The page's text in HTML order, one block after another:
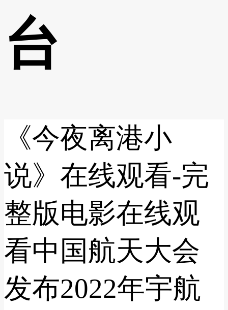
台
《今夜离港小
说》在线观看-完
整版电影在线观
看中国航天大会
发布2022年宇航